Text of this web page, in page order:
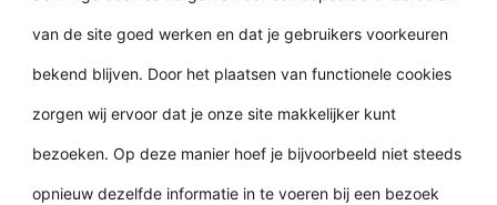
van de site goed werken en dat je gebruikers voorkeuren
bekend blijven. Door het plaatsen van functionele cookies
zorgen wij ervoor dat je onze site makkelijker kunt
bezoeken. Op deze manier hoef je bijvoorbeeld niet steeds
opnieuw dezelfde informatie in te voeren bij een bezoek